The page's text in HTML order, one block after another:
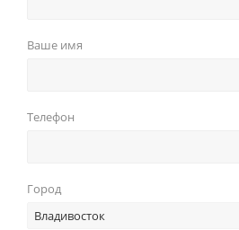
Ваше имя
Телефон
Город
Владивосток